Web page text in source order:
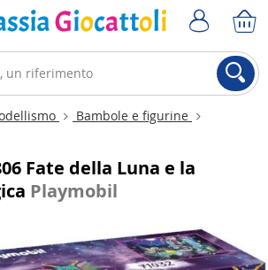
Bambole e figurine
Fate della Luna e la
Playmobil